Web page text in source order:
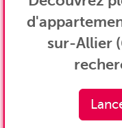
sur-Allier